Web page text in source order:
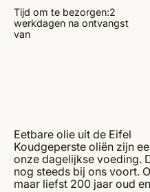
Tijd om te bezorgen:2
werkdagen na ontvangst
van
Eetbare olie uit de Eifel
Koudgeperste oliën zijn
onze dagelijkse voeding.
nog steeds bij ons voort.
maar liefst 200 jaar oud